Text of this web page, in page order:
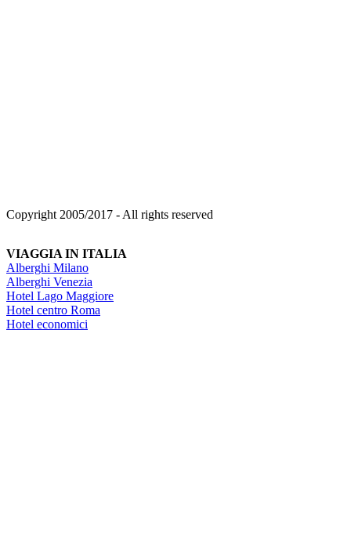
Copyright 2005/2017 - All rights reserved
VIAGGIA IN ITALIA
Alberghi Milano
Alberghi Venezia
Hotel Lago Maggiore
Hotel centro Roma
Hotel economici